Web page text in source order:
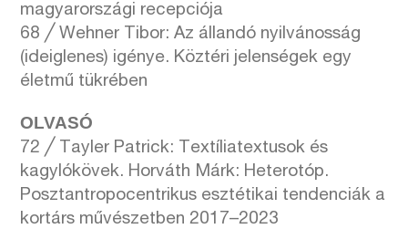
magyarországi recepciója
68 ╱ Wehner Tibor: Az állandó nyilvánosság
(ideiglenes) igénye. Köztéri jelenségek egy
életmű tükrében
OLVASÓ
72 ╱ Tayler Patrick: Textíliatextusok és
kagylókövek. Horváth Márk: Heterotóp.
Posztantropocentrikus esztétikai tendenciák a
kortárs művészetben 2017–2023